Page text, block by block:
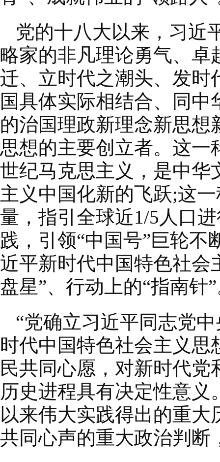
党的十八大以来，习近
略家的非凡理论勇气、卓
迁、立时代之潮头、发时
国具体实际相结合、同
的治国理政新理念新思
思想的主要创立者。这一
世纪马克思主义，是中华
主义中国化新的飞跃;这
量，指引全球近1/5人口
践，引领“中国号”巨轮
近平新时代中国特色社会
盘星”、行动上的“指南针
“党确立习近平同志党
时代中国特色社会主义
民共同心愿，对新时代
历史进程具有决定性意
以来伟大实践得出的重
共同心声的重大政治判断